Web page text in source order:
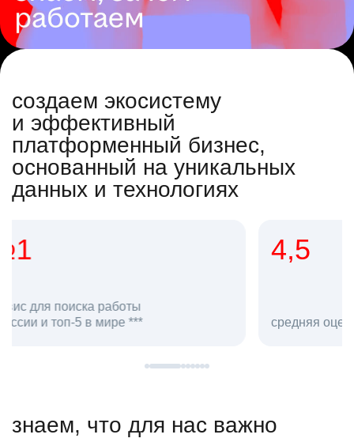
создаем экосистему
и эффективный
платформенный бизнес,
основанный на уникальных
данных и технологиях
4,5
средняя оценка hh.ru как работодателя **
в hh.ru
знаем, что для нас важно